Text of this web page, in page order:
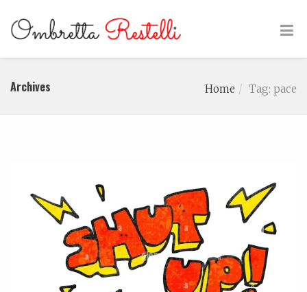
Archives Home Tag: pace